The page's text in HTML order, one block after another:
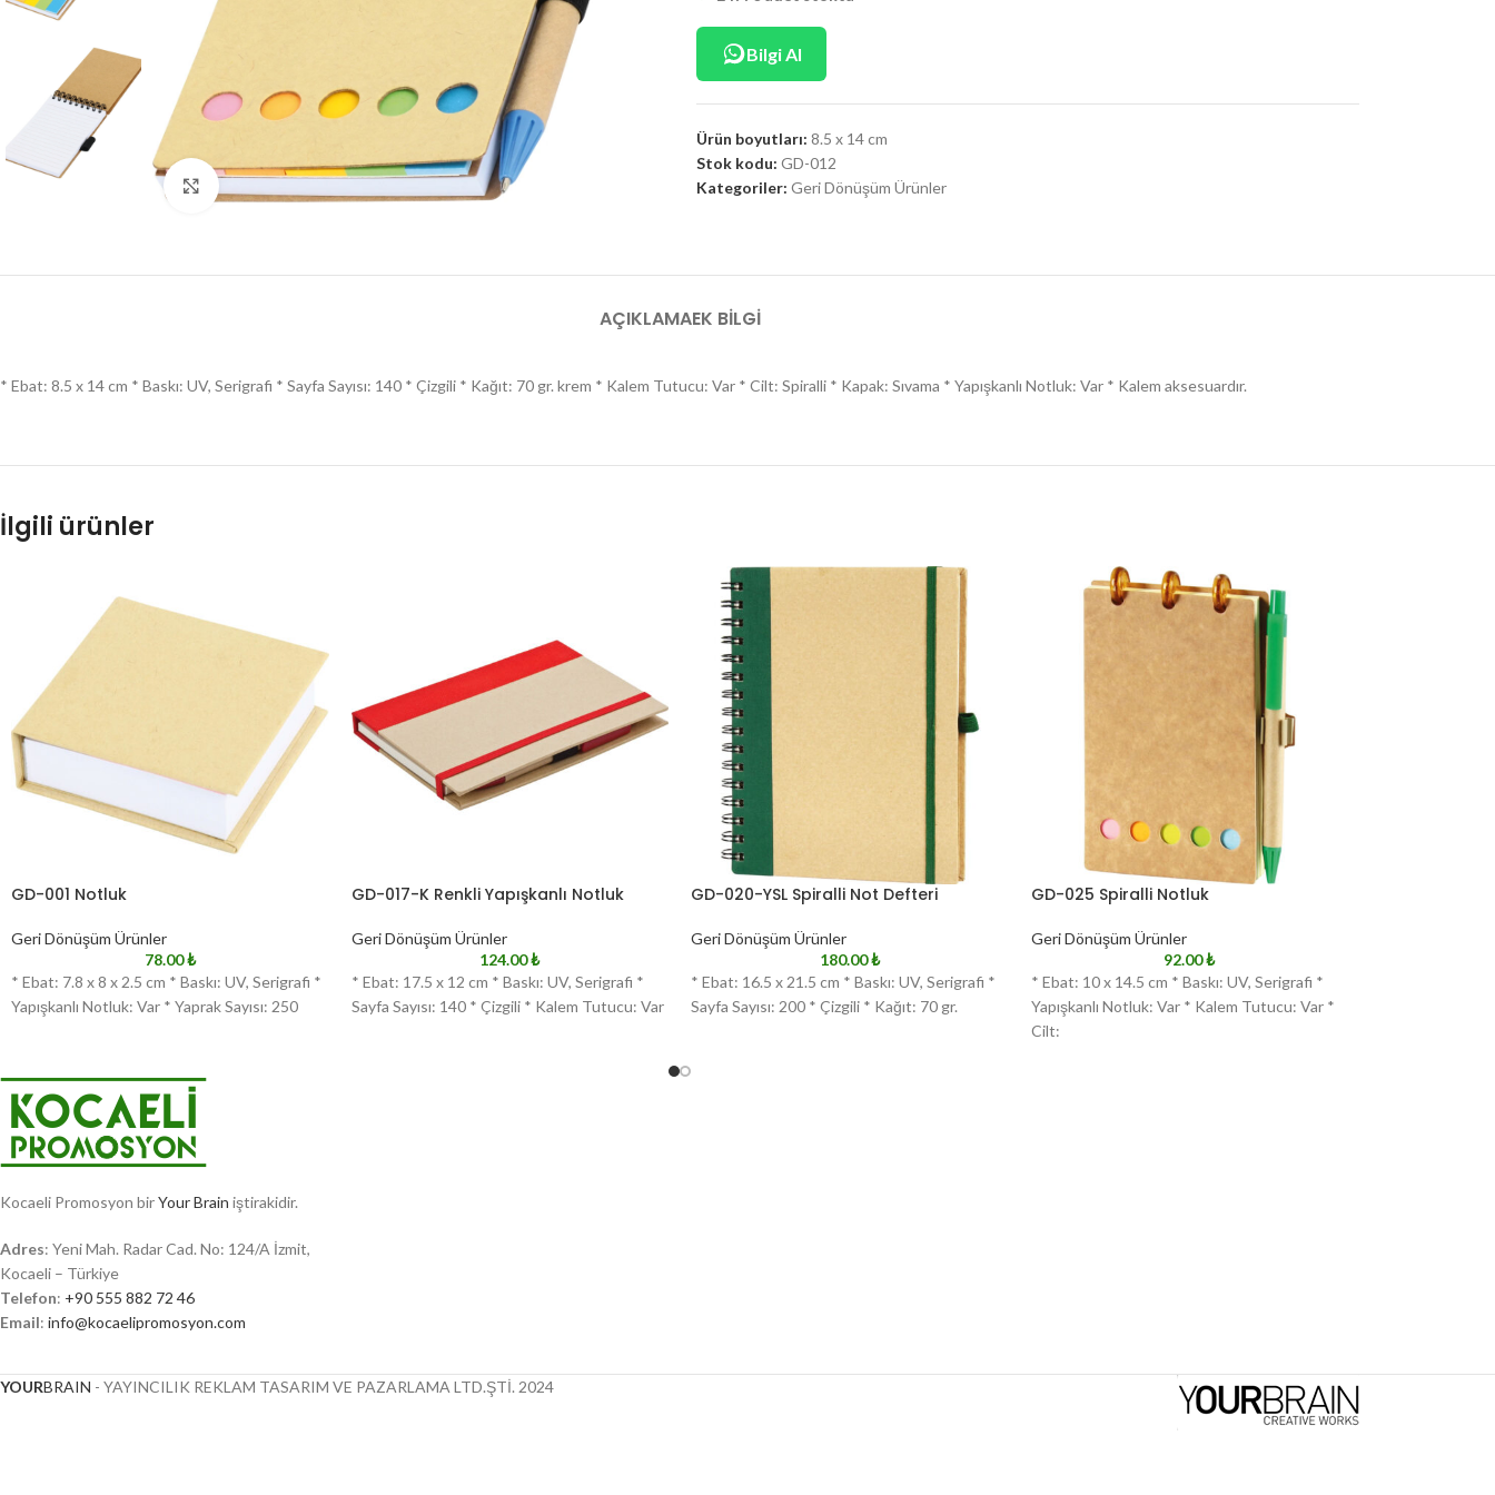
Bilgi Al
Ürün boyutları: 8.5 x 14 cm
Stok kodu: GD-012
Kategoriler: Geri Dönüşüm Ürünler
AÇIKLAMAEK BILGI
* Ebat: 8.5 x 14 cm * Baskı: UV, Serigrafi * Sayfa Sayısı: 140 * Çizgili * Kağıt: 70 gr. krem * Kalem Tutucu: Var * Cilt: Spiralli * Kapak: Sıvama * Yapışkanlı Notluk: Var * Kalem aksesuardır.
İlgili ürünler
GD-001 Notluk
Geri Dönüşüm Ürünler
78.00₺
* Ebat: 7.8 x 8 x 2.5 cm * Baskı: UV, Serigrafi *
Yapışkanlı Notluk: Var * Yaprak Sayısı: 250
GD-017-K Renkli Yapışkanlı Notluk
Geri Dönüşüm Ürünler
124.00₺
* Ebat: 17.5 x 12 cm * Baskı: UV, Serigrafi *
Sayfa Sayısı: 140 * Çizgili * Kalem Tutucu: Var
GD-020-YSL Spiralli Not Defteri
Geri Dönüşüm Ürünler
180.00₺
* Ebat: 16.5 x 21.5 cm * Baskı: UV, Serigrafi *
Sayfa Sayısı: 200 * Çizgili * Kağıt: 70 gr.
GD-025 Spiralli Notluk
Geri Dönüşüm Ürünler
92.00₺
* Ebat: 10 x 14.5 cm * Baskı: UV, Serigrafi *
Yapışkanlı Notluk: Var * Kalem Tutucu: Var *
Cilt:
Kocaeli Promosyon birYour Brain iştirakidir.
Adres: Yeni Mah. Radar Cad. No: 124/A İzmit,
Kocaeli – Türkiye
Telefon: +90 555 882 72 46
Email: info@kocaelipromosyon.com
YOURBRAIN - YAYINCILIK REKLAM TASARIM VE PAZARLAMA LTD.ŞTİ. 2024